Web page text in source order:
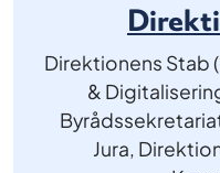
Direktionens Stab
&
Jura,